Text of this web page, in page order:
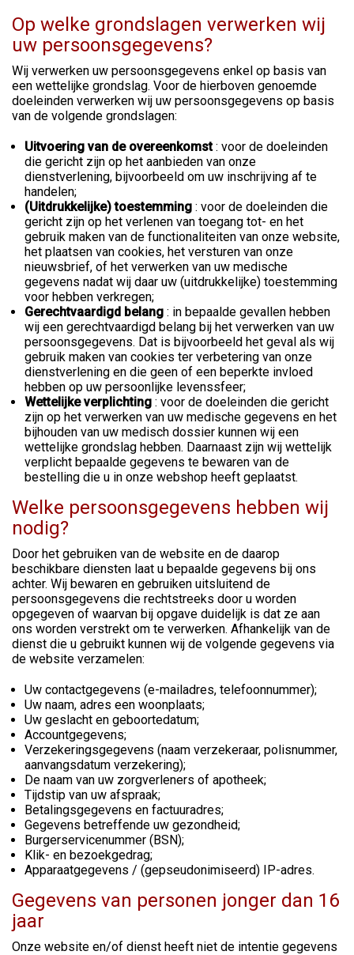
Op welke grondslagen verwerken wij
uw persoonsgegevens?
Wij verwerken uw persoonsgegevens enkel op basis van
een wettelijke grondslag. Voor de hierboven genoemde
doeleinden verwerken wij uw persoonsgegevens op basis
van de volgende grondslagen:
Uitvoering van de overeenkomst: voor de doeleinden
die gericht zijn op het aanbieden van onze
dienstverlening, bijvoorbeeld om uw inschrijving af te
handelen;
(Uitdrukkelijke) toestemming : voor de doeleinden die
gericht zijn op het verlenen van toegang tot- en het
gebruik maken van de functionaliteiten van onze website,
het plaatsen van cookies, het versturen van onze
nieuwsbrief, of het verwerken van uw medische
gegevens nadat wij daar uw (uitdrukkelijke) toestemming
voor hebben verkregen;
Gerechtvaardigd belang : in bepaalde gevallen hebben
wij een gerechtvaardigd belang bij het verwerken van uw
persoonsgegevens. Dat is bijvoorbeeld het geval als wij
gebruik maken van cookies ter verbetering van onze
dienstverlening en die geen of een beperkte invloed
hebben op uw persoonlijke levenssfeer;
Wettelijke verplichting : voor de doeleinden die gericht
zijn op het verwerken van uw medische gegevens en het
bijhouden van uw medisch dossier kunnen wij een
wettelijke grondslag hebben. Daarnaast zijn wij wettelijk
verplicht bepaalde gegevens te bewaren van de
bestelling die u in onze webshop heeft geplaatst.
Welke persoonsgegevens hebben wij
nodig?
Door het gebruiken van de website en de daarop
beschikbare diensten laat u bepaalde gegevens bij ons
achter. Wij bewaren en gebruiken uitsluitend de
persoonsgegevens die rechtstreeks door u worden
opgegeven of waarvan bij opgave duidelijk is dat ze aan
ons worden verstrekt om te verwerken. Afhankelijk van de
dienst die u gebruikt kunnen wij de volgende gegevens via
de website verzamelen:
Uw contactgegevens (e-mailadres, telefoonnummer);
Uw naam, adres een woonplaats;
Uw geslacht en geboortedatum;
Accountgegevens;
Verzekeringsgegevens (naam verzekeraar, polisnummer,
aanvangsdatum verzekering);
De naam van uw zorgverleners of apotheek;
Tijdstip van uw afspraak;
Betalingsgegevens en factuuradres;
Gegevens betreffende uw gezondheid;
Burgerservicenummer (BSN);
Klik- en bezoekgedrag;
Apparaatgegevens / (gepseudonimiseerd) IP-adres.
Gegevens van personen jonger dan 16
jaar
Onze website en/of dienst heeft niet de intentie gegevens